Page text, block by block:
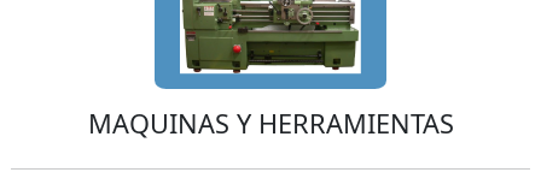
MAQUINAS Y HERRAMIENTAS